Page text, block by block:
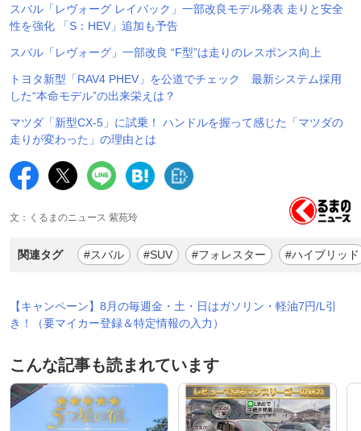
スバル「レヴォーグ レイバック」一部改良モデル発表 走りと安全
性を強化 「S：HEV」追加も予告
スバル「レヴォーグ」一部改良 “F型”は走りのレスポンス向上
トヨタ新型「RAV4 PHEV」を公道でチェック 最新システム採用
した“本命モデル”の出来栄えは？
マツダ「新型CX-5」に試乗！ ハンドルを握って感じた「マツダの
走りが変わった」の理由とは
文：くるまのニュース 紫苑玲
関連タグ #スバル #SUV #フォレスター #ハイブリッド
【キャンペーン】8月の毎週金・土・日はガソリン・軽油7円/L引
き！（要マイカー登録＆特定情報の入力）
こんな記事も読まれています